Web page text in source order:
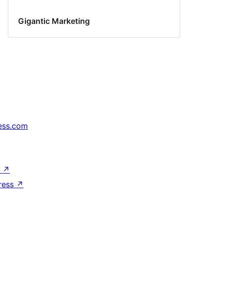
Gigantic Marketing
↗
↗